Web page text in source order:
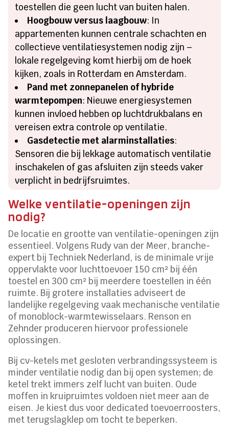
toestellen die geen lucht van buiten halen.
Hoogbouw versus laagbouw: In
appartementen kunnen centrale schachten en
collectieve ventilatiesystemen nodig zijn –
lokale regelgeving komt hierbij om de hoek
kijken, zoals in Rotterdam en Amsterdam.
Pand met zonnepanelen of hybride
warmtepompen: Nieuwe energiesystemen
kunnen invloed hebben op luchtdrukbalans en
vereisen extra controle op ventilatie.
Gasdetectie met alarminstallaties:
Sensoren die bij lekkage automatisch ventilatie
inschakelen of gas afsluiten zijn steeds vaker
verplicht in bedrijfsruimtes.
Welke ventilatie-openingen zijn
nodig?
De locatie en grootte van ventilatie-openingen zijn
essentieel. Volgens Rudy van der Meer, branche-
expert bij Techniek Nederland, is de minimale vrije
oppervlakte voor luchttoevoer 150 cm² bij één
toestel en 300 cm² bij meerdere toestellen in één
ruimte. Bij grotere installaties adviseert de
landelijke regelgeving vaak mechanische ventilatie
of monoblock-warmtewisselaars. Renson en
Zehnder produceren hiervoor professionele
oplossingen.
Bij cv-ketels met gesloten verbrandingssysteem is
minder ventilatie nodig dan bij open systemen; de
ketel trekt immers zelf lucht van buiten. Oude
moffen in kruipruimtes voldoen niet meer aan de
eisen. Je kiest dus voor dedicated toevoerroosters,
met terugslagklep om tocht te beperken.